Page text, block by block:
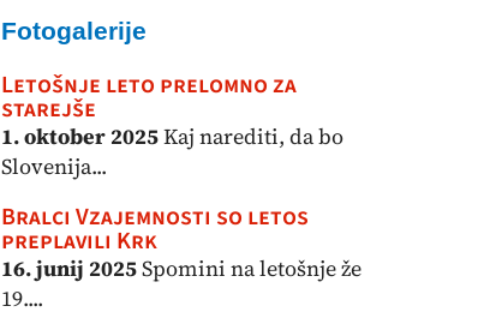
Fotogalerije
Letošnje leto prelomno za
starejše
1. oktober 2025Kaj narediti, da bo
Slovenija...
Bralci Vzajemnosti so letos
preplavili Krk
16. junij 2025Spomini na letošnje že
19....